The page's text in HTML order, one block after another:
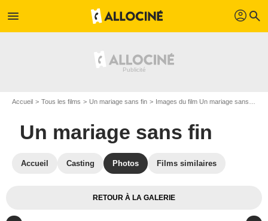
menu profil search
Accueil Tous les films Un mariage sans fin Images du film Un mariage sans fin
Un mariage sans fin
Accueil Casting Photos Films similaires
RETOUR À LA GALERIE